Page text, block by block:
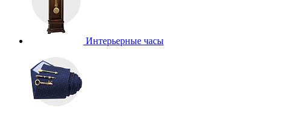
Интерьерные часы